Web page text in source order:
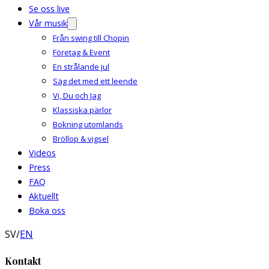
Se oss live
Vår musik
Från swing till Chopin
Företag & Event
En strålande jul
Säg det med ett leende
Vi, Du och Jag
Klassiska pärlor
Bokning utomlands
Bröllop & vigsel
Videos
Press
FAQ
Aktuellt
Boka oss
SV/EN
Kontakt